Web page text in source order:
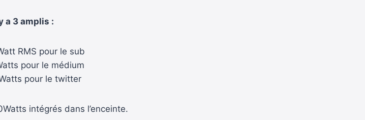
a 3 amplis :
RMS pour le sub
pour le médium
pour le twitter
intégrés dans l’enceinte.